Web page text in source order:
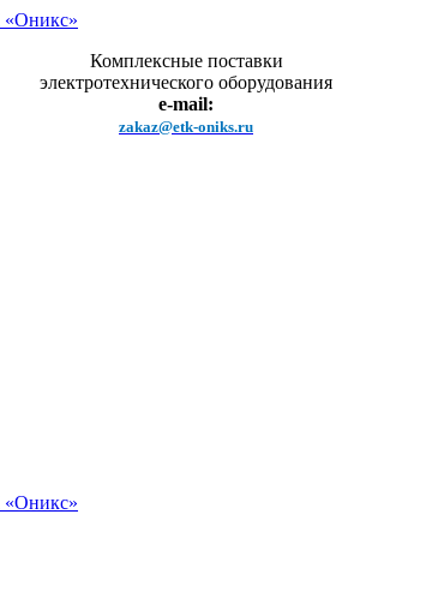
Комплексные поставки
электротехнического оборудования
e-mail:
zakaz@etk-oniks.ru